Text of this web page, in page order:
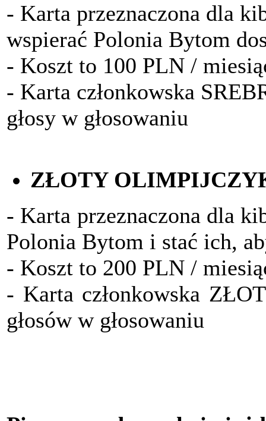
- Karta przeznaczona dla
wspierać Polonia Bytom
- Koszt to 100 PLN /
- Karta członkowska
głosy w głosowaniu
ZŁOTY
- Karta przeznaczona dla
Polonia Bytom i stać ich,
- Koszt to 200 PLN /
- Karta członkowska
głosów w głosowaniu